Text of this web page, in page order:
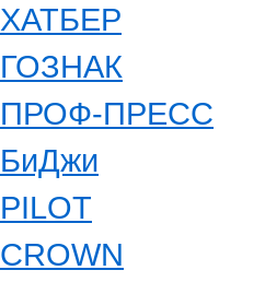
ХАТБЕР
ГОЗНАК
ПРОФ-ПРЕСС
БиДжи
PILOT
CROWN